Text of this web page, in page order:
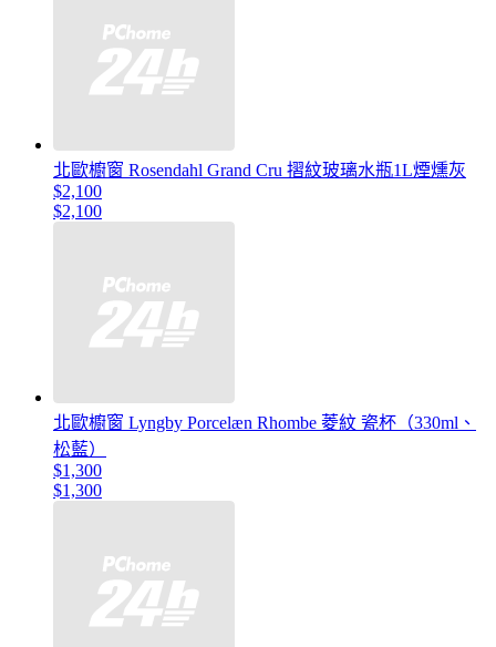
北歐櫥窗 Rosendahl Grand Cru 摺紋玻璃水瓶1L煙燻灰
$2,100
$2,100
北歐櫥窗 Lyngby Porcelæn Rhombe 菱紋 瓷杯（330ml、
松藍）
$1,300
$1,300